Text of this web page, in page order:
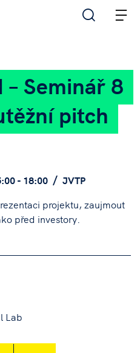
Seminář 8
pitch
- 18:00
JVTP
projektu, zaujmout
před investory.
Lab